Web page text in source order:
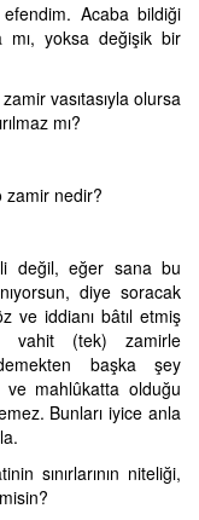
Acaba bildiği
mı, yoksa değişik bir
vasıtasıyla olursa
mı?
zamir nedir?
değil, eğer sana bu
diye soracak
ve iddianı bâtıl etmiş
vahit (tek) zamirle
başka şey
ve mahlûkatta olduğu
Bunları iyice anla
sınırlarının niteliği,